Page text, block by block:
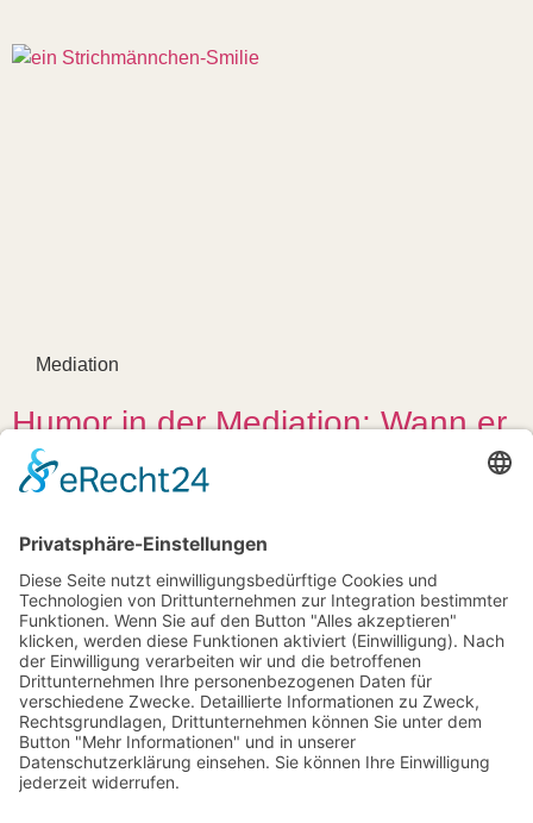
Mediation
Humor in der Mediation: Wann er
hilft und wann er schadet
August 24, 2025